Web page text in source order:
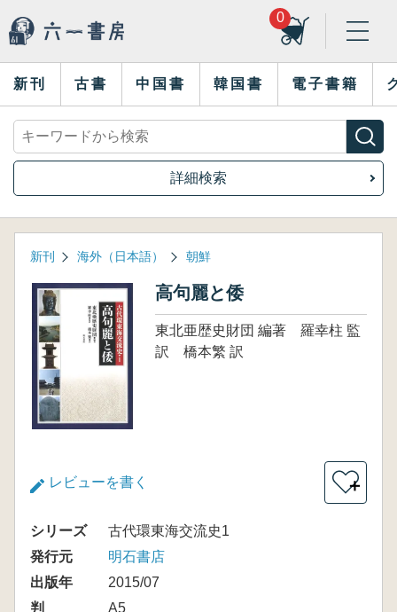
0
新刊 古書 中国書 韓国書 電子書籍
詳細検索
新刊 海外（日本語） 朝鮮
高句麗と倭
東北亜歴史財団 編著 羅幸柱 監
訳 橋本繁 訳
レビューを書く ＋
シリーズ
古代環東海交流史1
発行元
明石書店
出版年
2015/07
判
A5